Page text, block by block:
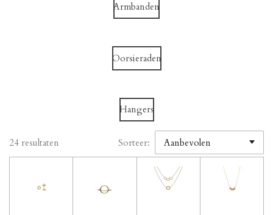
Armbanden
Oorsieraden
Hangers
24 resultaten Sorteer: